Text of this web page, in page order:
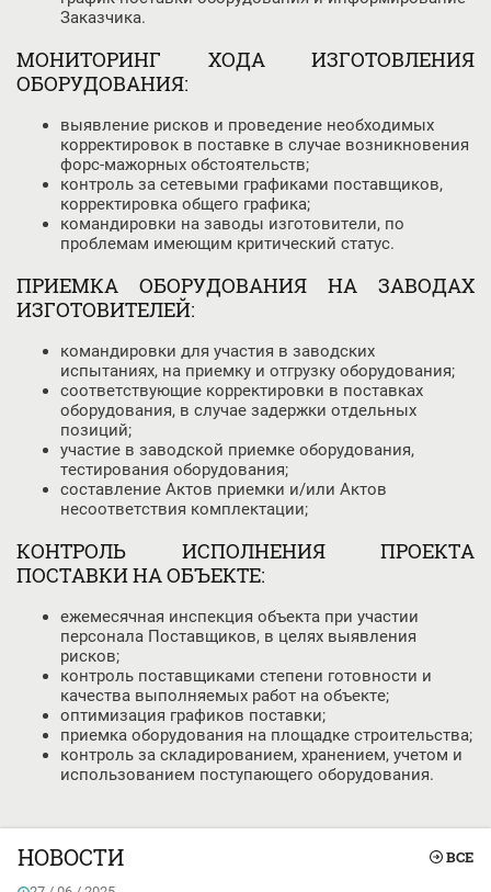
Заказчика.
МОНИТОРИНГ ХОДА ИЗГОТОВЛЕНИЯ
ОБОРУДОВАНИЯ:
выявление рисков и проведение необходимых
корректировок в поставке в случае возникновения
форс-мажорных обстоятельств;
контроль за сетевыми графиками поставщиков,
корректировка общего графика;
командировки на заводы изготовители, по
проблемам имеющим критический статус.
ПРИЕМКА ОБОРУДОВАНИЯ НА ЗАВОДАХ
ИЗГОТОВИТЕЛЕЙ:
командировки для участия в заводских
испытаниях, на приемку и отгрузку оборудования;
соответствующие корректировки в поставках
оборудования, в случае задержки отдельных
позиций;
участие в заводской приемке оборудования,
тестирования оборудования;
составление Актов приемки и/или Актов
несоответствия комплектации;
КОНТРОЛЬ ИСПОЛНЕНИЯ ПРОЕКТА
ПОСТАВКИ НА ОБЪЕКТЕ:
ежемесячная инспекция объекта при участии
персонала Поставщиков, в целях выявления
рисков;
контроль поставщиками степени готовности и
качества выполняемых работ на объекте;
оптимизация графиков поставки;
приемка оборудования на площадке строительства;
контроль за складированием, хранением, учетом и
использованием поступающего оборудования.
НОВОСТИ ВСЕ